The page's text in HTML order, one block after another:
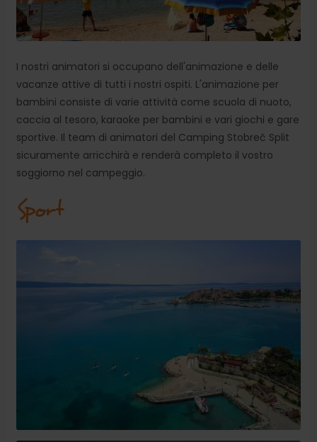
I nostri animatori si occupano dell'animazione e delle
vacanze attive di tutti i nostri ospiti. L'animazione per
bambini consiste di varie attività come scuola di nuoto,
caccia al tesoro, karaoke per bambini e vari giochi e gare
sportive. Il team di animatori del Camping Stobreč Split
sicuramente arricchirà e renderà completo il vostro
soggiorno nel campeggio.
Sport